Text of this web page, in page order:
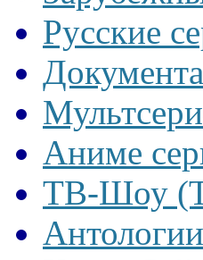
Русские
Аниме
ТВ-Шоу